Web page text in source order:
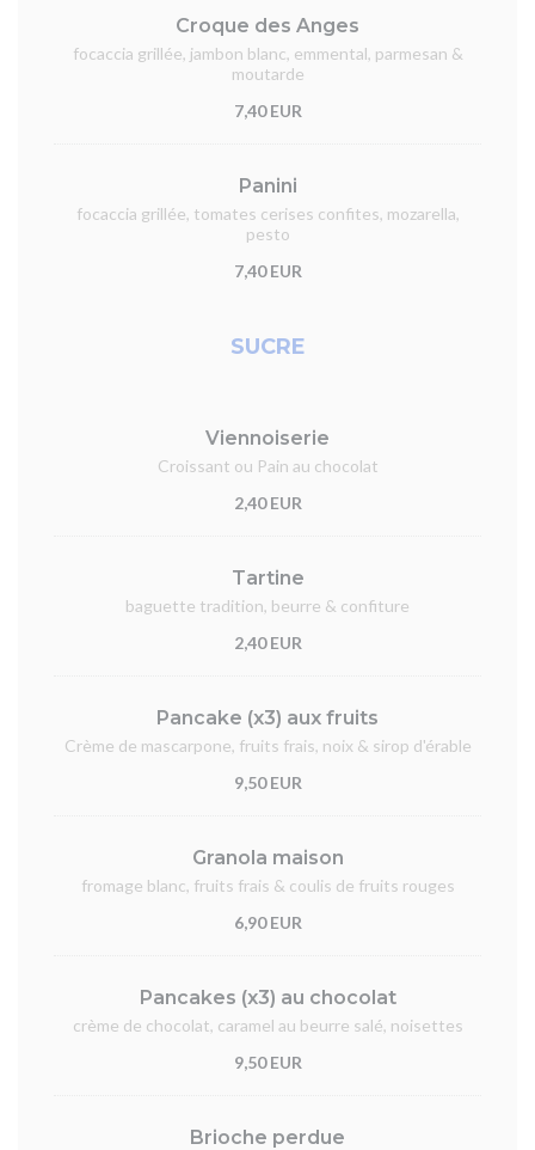
Croque des Anges
focaccia grillée, jambon blanc, emmental, parmesan &
moutarde
7,40 EUR
Panini
focaccia grillée, tomates cerises confites, mozarella,
pesto
7,40 EUR
SUCRE
Viennoiserie
Croissant ou Pain au chocolat
2,40 EUR
Tartine
baguette tradition, beurre & confiture
2,40 EUR
Pancake (x3) aux fruits
Crème de mascarpone, fruits frais, noix & sirop d'érable
9,50 EUR
Granola maison
fromage blanc, fruits frais & coulis de fruits rouges
6,90 EUR
Pancakes (x3) au chocolat
crème de chocolat, caramel au beurre salé, noisettes
9,50 EUR
Brioche perdue